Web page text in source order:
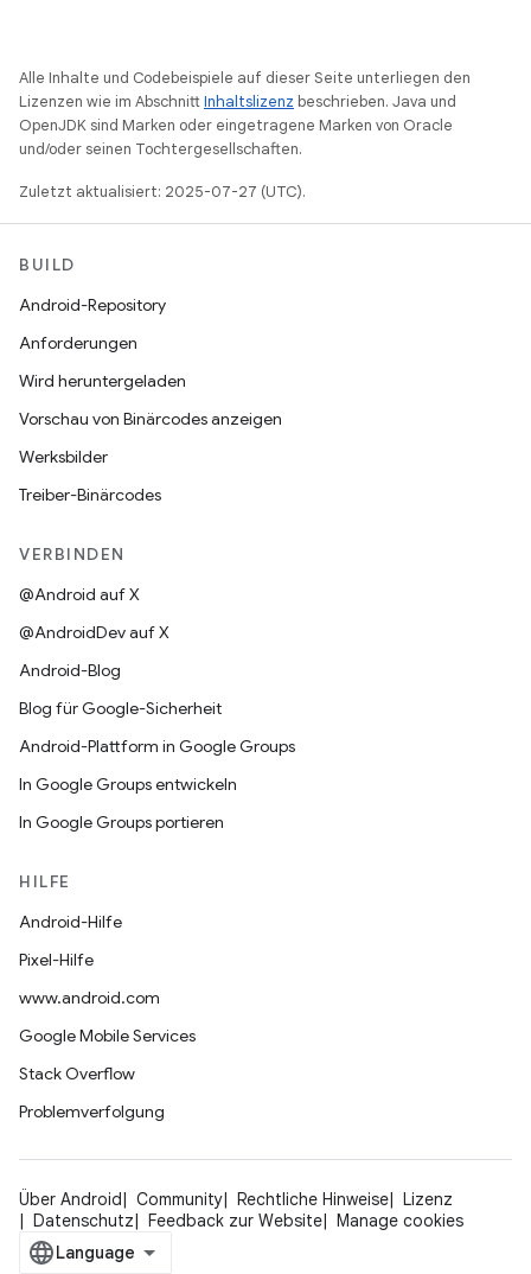
Alle Inhalte und Codebeispiele auf dieser Seite unterliegen den
Lizenzen wie im AbschnittInhaltslizenz beschrieben. Java und
OpenJDK sind Marken oder eingetragene Marken von Oracle
und/oder seinen Tochtergesellschaften.
Zuletzt aktualisiert: 2025-07-27 (UTC).
BUILD
Android-Repository
Anforderungen
Wird heruntergeladen
Vorschau von Binärcodes anzeigen
Werksbilder
Treiber-Binärcodes
VERBINDEN
@Android auf X
@AndroidDev auf X
Android-Blog
Blog für Google-Sicherheit
Android-Plattform in Google Groups
In Google Groups entwickeln
In Google Groups portieren
HILFE
Android-Hilfe
Pixel-Hilfe
www.android.com
Google Mobile Services
Stack Overflow
Problemverfolgung
Über Android Community Rechtliche Hinweise
Lizenz
Datenschutz
Feedback zur Website Manage cookies